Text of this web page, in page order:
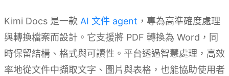
Kimi Docs 是一款 AI 文件 agent ，專為高準確度處理
與轉換檔案而設計。它支援將 PDF 轉換為 Word，同
時保留結構、格式與可讀性。平台透過智慧處理，高效
率地從文件中擷取文字、圖片與表格，也能協助使用者